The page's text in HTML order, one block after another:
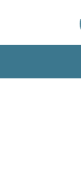
content